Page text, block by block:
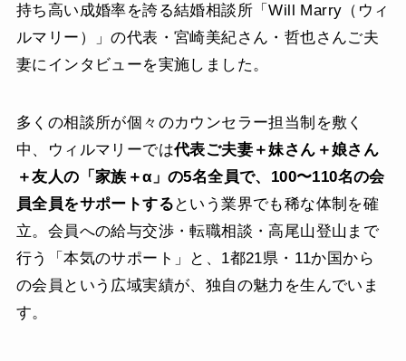
持ち高い成婚率を誇る結婚相談所「Will Marry（ウィ
ルマリー）」の代表・宮崎美紀さん・哲也さんご夫
妻にインタビューを実施しました。
多くの相談所が個々のカウンセラー担当制を敷く
中、ウィルマリーでは代表ご夫妻＋妹さん＋娘さん
＋友人の「家族＋α」の5名全員で、100〜110名の会
員全員をサポートする という業界でも稀な体制を確
立。会員への給与交渉・転職相談・高尾山登山まで
行う「本気のサポート」と、1都21県・11か国から
の会員という広域実績が、独自の魅力を生んでいま
す。